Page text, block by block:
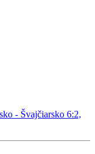
- Švajčiarsko 6:2,